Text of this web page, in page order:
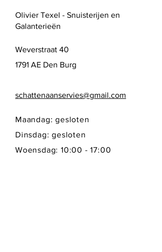
Olivier Texel - Snuisterijen en
Galanterieën
Weverstraat 40
1791 AE Den Burg
schattenaanservies@gmail.com
Maandag: gesloten
Dinsdag: gesloten
Woensdag: 10:00 - 17:00